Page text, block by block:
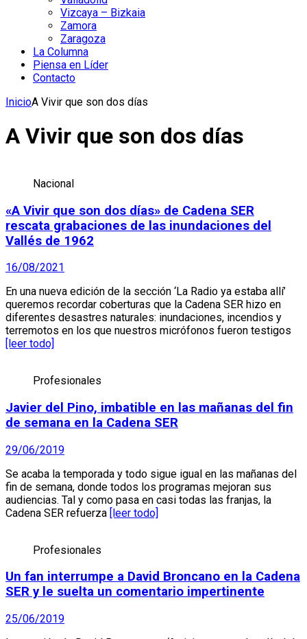
Vizcaya – Bizkaia
Zamora
Zaragoza
La Columna
Piensa en Líder
Contacto
InicioA Vivir que son dos días
A Vivir que son dos días
Nacional
«A Vivir que son dos días» de Cadena SER
rescata grabaciones de las inundaciones del
Vallés de 1962
16/08/2021
En una nueva edición de la sección ‘La Radio ya estaba allí’
queremos recordar coberturas que la Cadena SER hizo en
diferentes desastres naturales: inundaciones, incendios y
terremotos en los que nuestros micrófonos fueron testigos
[leer todo]
Profesionales
Javier del Pino, imbatible en las mañanas del fin
de semana en la Cadena SER
29/06/2019
Se acaba la temporada y todo sigue igual en las mañanas del
fin de semana, donde todos los programas mejoran sus
audiencias. Tal y como pasa en casi todas las franjas, la
Cadena SER refuerza [leer todo]
Profesionales
Un fan interrumpe a David Broncano en la Cadena
SER y le suelta un comentario impertinente
25/06/2019